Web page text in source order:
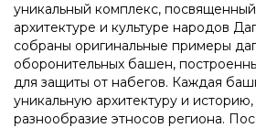
уникальный комплекс,
архитектуре и культуре народов
собраны оригинальные примеры
оборонительных башен,
для защиты от набегов. Каждая
уникальную архитектуру и
разнообразие этносов региона.